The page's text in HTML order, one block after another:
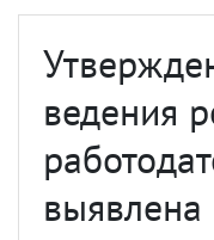
ведения
выявлена